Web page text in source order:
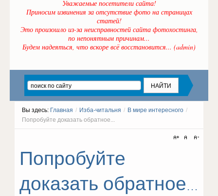
Уважаемые посетители сайта!
Приносим извинения за отсутствие фото на страницах
статей!
Это произошло из-за неисправностей сайта фотохостинга,
по непонятным причинам...
Будем надеяться, что вскоре всё восстановится... (admin)
Вы здесь: Главная / Изба-читальня / В мире интересного /
Попробуйте доказать обратное...
Попробуйте
доказать обратное...